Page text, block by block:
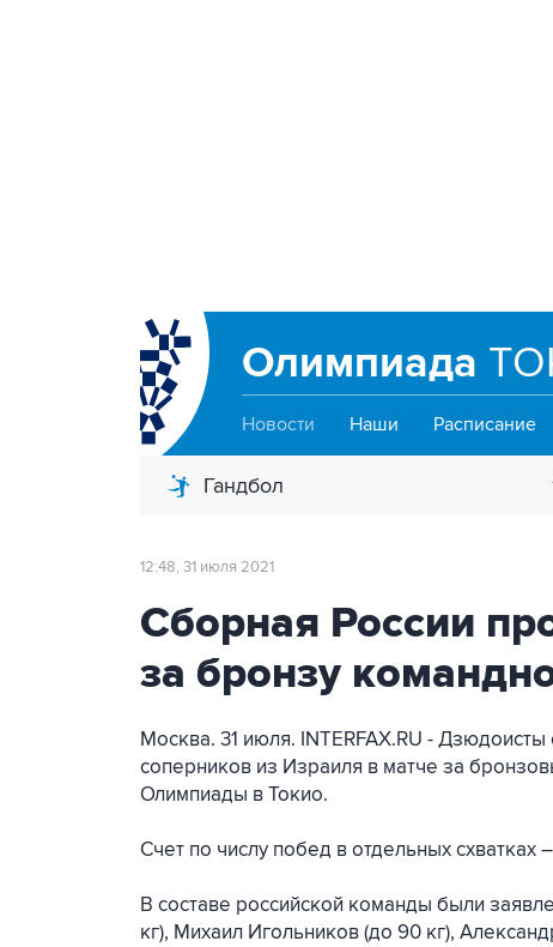
Олимпиада
Новости Наши Расписание
Гандбол
12:48, 31 июля 2021
Сборная России
за бронзу
Москва. 31 июля. INTERFAX.RU -
соперников из Израиля в матче за
Олимпиады в Токио.
Счет по числу побед в отдельных схватках
В составе российской команды были
кг), Михаил Игольников (до 90 кг),